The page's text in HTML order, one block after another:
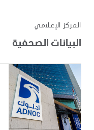
المركز الإعلامي
البيانات الصحفية